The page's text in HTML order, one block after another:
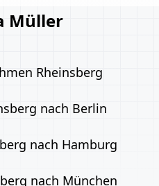
Müller
Rheinsberg
nach Berlin
nach Hamburg
nach München